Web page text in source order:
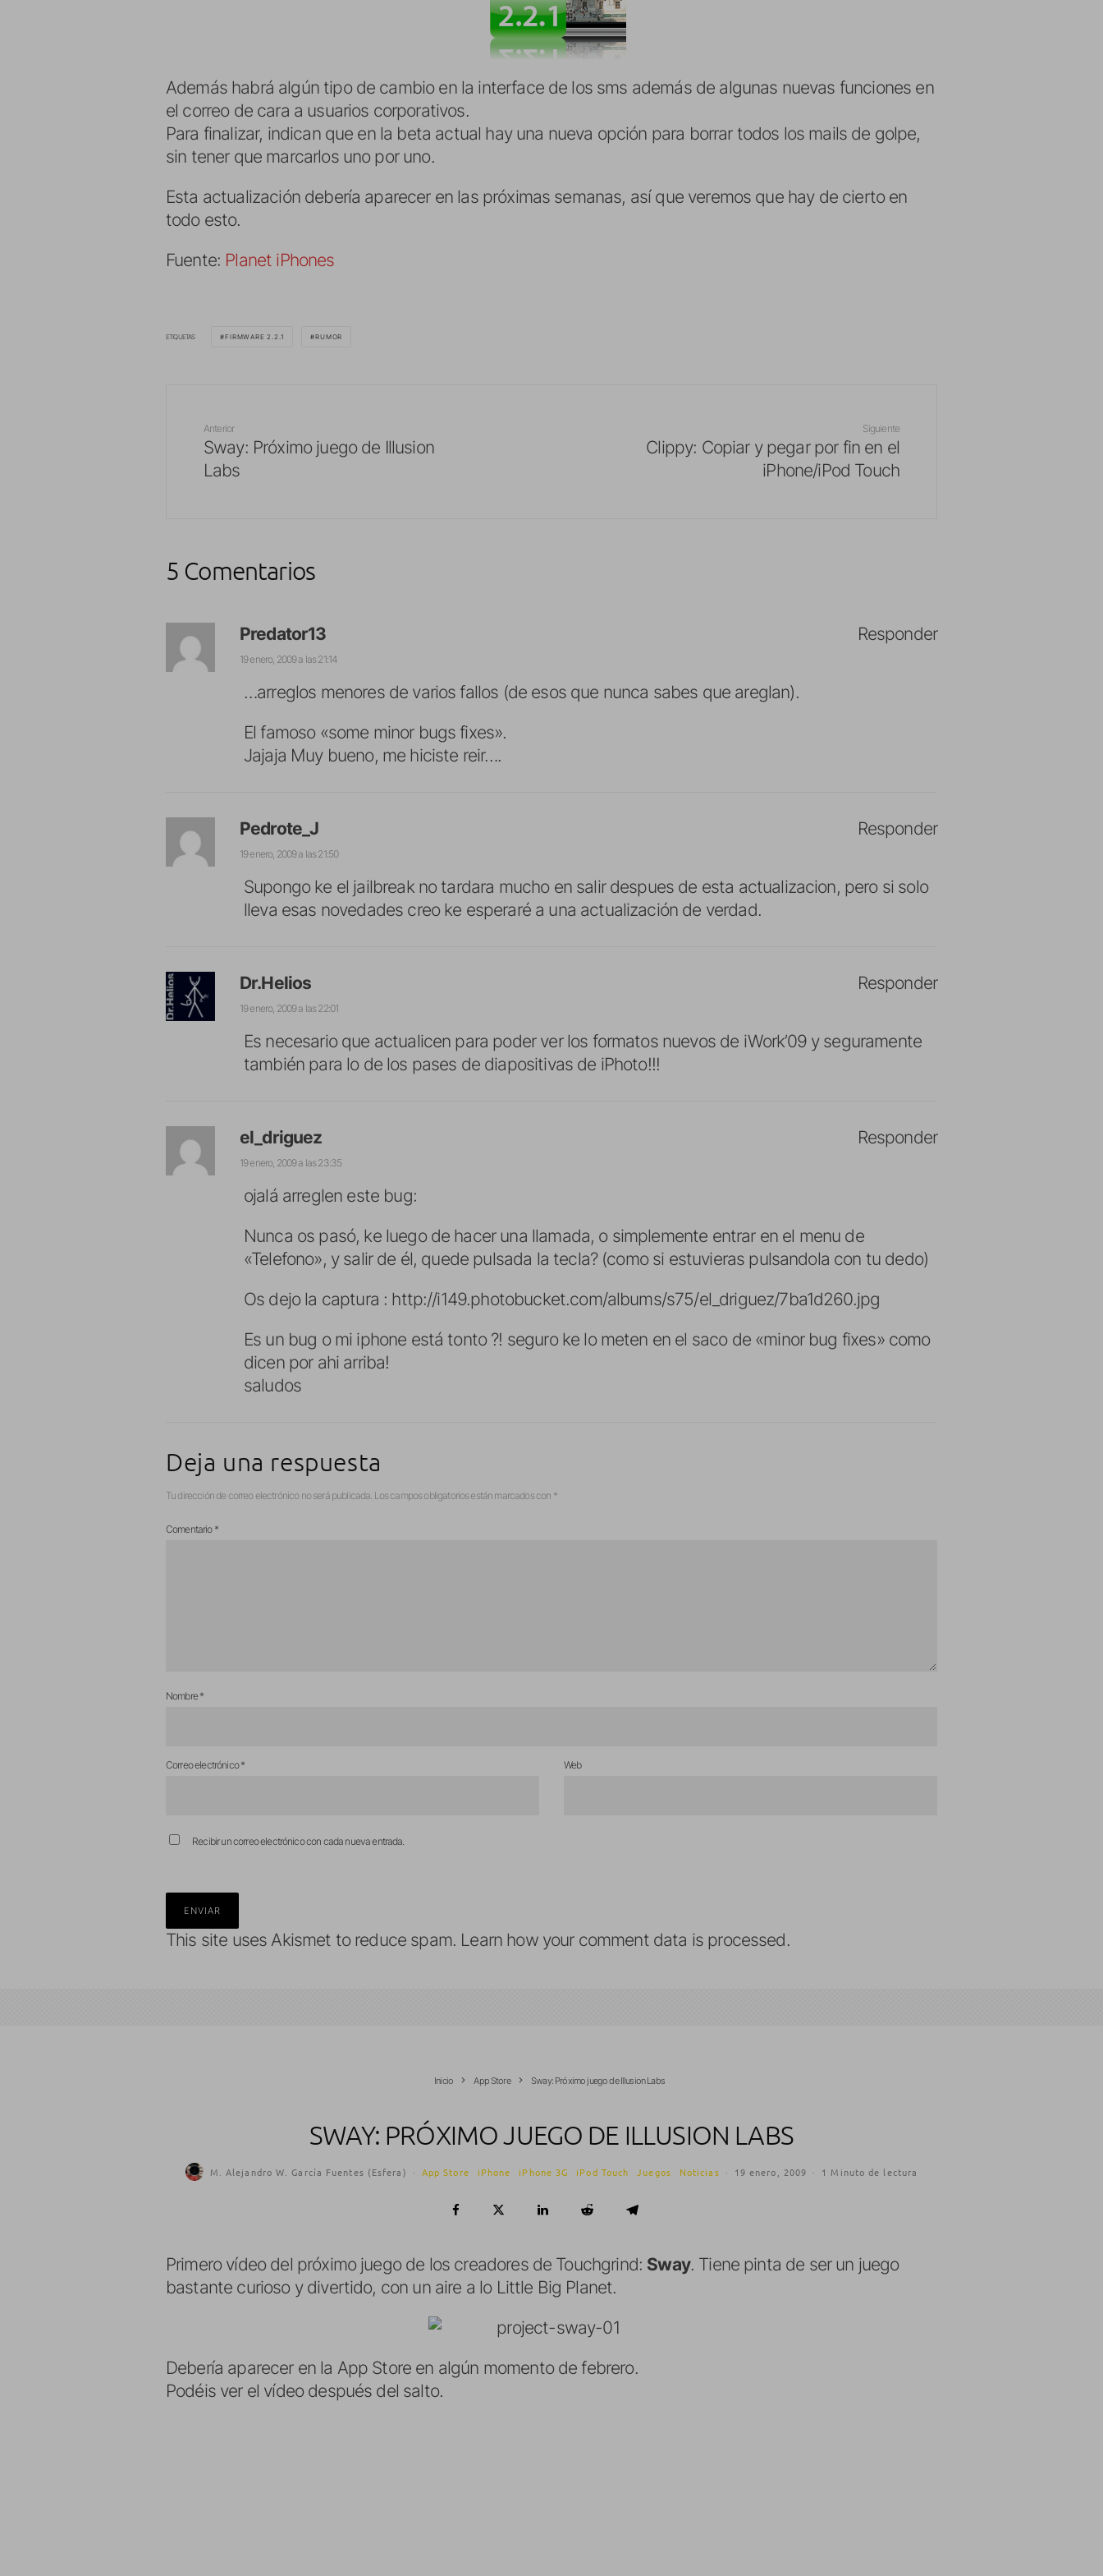
Además habrá algún tipo de cambio en la interface de los sms además de algunas nuevas funciones en
el correo de cara a usuarios corporativos.
Para finalizar, indican que en la beta actual hay una nueva opción para borrar todos los mails de golpe,
sin tener que marcarlos uno por uno.
Esta actualización debería aparecer en las próximas semanas, así que veremos que hay de cierto en
todo esto.
Fuente: Planet iPhones
ETIQUETAS FIRMWARE 2.2.1 RUMOR
Anterior
Sway: Próximo juego de Illusion
Labs
Siguiente
Clippy: Copiar y pegar por fin en el
iPhone/iPod Touch
5 Comentarios
Predator13
19 enero, 2009 a las 21:14
…arreglos menores de varios fallos (de esos que nunca sabes que areglan).
El famoso «some minor bugs fixes».
Jajaja Muy bueno, me hiciste reir….
Responder
Pedrote_J
19 enero, 2009 a las 21:50
Supongo ke el jailbreak no tardara mucho en salir despues de esta actualizacion, pero si solo
lleva esas novedades creo ke esperaré a una actualización de verdad.
Responder
Dr.Helios
19 enero, 2009 a las 22:01
Es necesario que actualicen para poder ver los formatos nuevos de iWork’09 y seguramente
también para lo de los pases de diapositivas de iPhoto!!!
Responder
el_driguez
19 enero, 2009 a las 23:35
ojalá arreglen este bug:
Nunca os pasó, ke luego de hacer una llamada, o simplemente entrar en el menu de
«Telefono», y salir de él, quede pulsada la tecla? (como si estuvieras pulsandola con tu dedo)
Os dejo la captura : http://i149.photobucket.com/albums/s75/el_driguez/7ba1d260.jpg
Es un bug o mi iphone está tonto ?! seguro ke lo meten en el saco de «minor bug fixes» como
dicen por ahi arriba!
saludos
Responder
Deja una respuesta
Tu dirección de correo electrónico no será publicada. Los campos obligatorios están marcados con *
Comentario *
Nombre*
Correo electrónico* Web
Recibir un correo electrónico con cada nueva entrada.
This site uses Akismet to reduce spam. Learn how your comment data is processed.
Inicio App Store Sway: Próximo juego de Illusion Labs
SWAY: PRÓXIMO JUEGO DE ILLUSION LABS
M. Alejandro W. García Fuentes (Esfera) · App Store iPhone iPhone 3G iPod Touch Juegos Noticias · 19 enero, 2009 · 1 Minuto de lectura
Primero vídeo del próximo juego de los creadores de Touchgrind: Sway. Tiene pinta de ser un juego
bastante curioso y divertido, con un aire a lo Little Big Planet.
Debería aparecer en la App Store en algún momento de febrero.
Podéis ver el vídeo después del salto.